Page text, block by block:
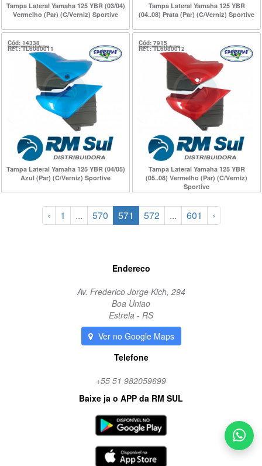
Tampa Lateral Yamaha 125 YBR (03/04)
Vermelho (Par) (C/Verniz) Sportive
Tampa Lateral Yamaha 125 YBR
(04..08) Prata (Par) (C/Verniz) Sportive
Cód: 14338
Ref.: TL6080011
Tampa Lateral Yamaha 125 YBR (04/05)
Azul (Par) (C/Verniz) Sportive
Cód: 7915
Ref.: TL6080012
Tampa Lateral Yamaha 125 YBR
(05..08) Vermelho (Par) (C/Verniz)
Sportive
‹ 1 ... 570 571 572 ... 601 ›
Endereco
Av. Frederico Jorge Kich, 294
Boa Uniao
Estrela - RS
Ver no Google Maps
Telefone
+55 51 982059699
Baixe ja o APP da RM SUL